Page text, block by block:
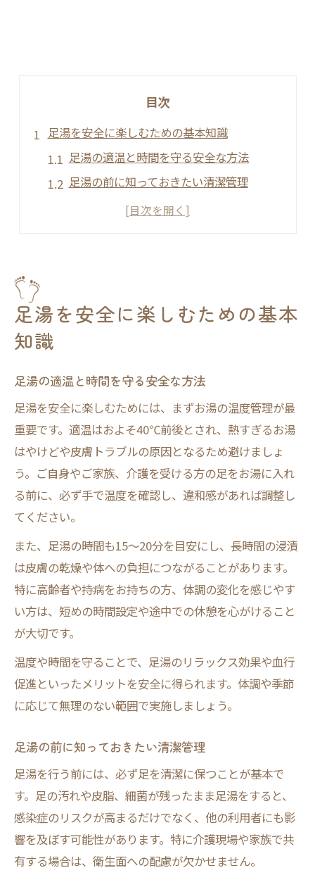
目次
足湯を安全に楽しむための基本知識
足湯の適温と時間を守る安全な方法
足湯の前に知っておきたい清潔管理
足湯で起こりやすいリスクと予防策
足湯でリラックス効果を最大化する秘訣
呼吸法と足湯で得られる癒やしの時間
足湯の深さや浸かり方で変わる満足感
足湯中のリラックス環境作りの工夫
足湯ならではの注意点とケア実践法
足湯の注意点とトラブルを防ぐ方法
足湯の差し湯や温度調整の注意点解説
足湯後のケアで感染症予防を徹底する
足湯利用時の身体状況チェックが重要
足湯で見落としがちなデメリットとは
介護現場で大切な足湯の安全対策
介護で実践する足湯の安全管理ポイント
足湯時の看護ケアで守るべき注意事項
介護現場の足湯で避けるべきリスク
足湯の禁忌事項を知って安全対策を万全に
糖尿病や心疾患時の足湯注意ポイント
足湯前後のセルフチェックで安全確保
足湯で気をつける健康状態と判断基準
足湯が禁忌となるケースを知る重要性
足湯バケツ選びで失敗しない方法
足湯を安全に楽しむための基本
知識
足湯の適温と時間を守る安全な方法
足湯を安全に楽しむためには、まずお湯の温度管理が最
重要です。適温はおよそ40℃前後とされ、熱すぎるお湯
はやけどや皮膚トラブルの原因となるため避けましょ
う。ご自身やご家族、介護を受ける方の足をお湯に入れ
る前に、必ず手で温度を確認し、違和感があれば調整し
てください。
また、足湯の時間も15〜20分を目安にし、長時間の浸漬
は皮膚の乾燥や体への負担につながることがあります。
特に高齢者や持病をお持ちの方、体調の変化を感じやす
い方は、短めの時間設定や途中での休憩を心がけること
が大切です。
温度や時間を守ることで、足湯のリラックス効果や血行
促進といったメリットを安全に得られます。体調や季節
に応じて無理のない範囲で実施しましょう。
足湯の前に知っておきたい清潔管理
足湯を行う前には、必ず足を清潔に保つことが基本で
す。足の汚れや皮脂、細菌が残ったまま足湯をすると、
感染症のリスクが高まるだけでなく、他の利用者にも影
響を及ぼす可能性があります。特に介護現場や家族で共
有する場合は、衛生面への配慮が欠かせません。